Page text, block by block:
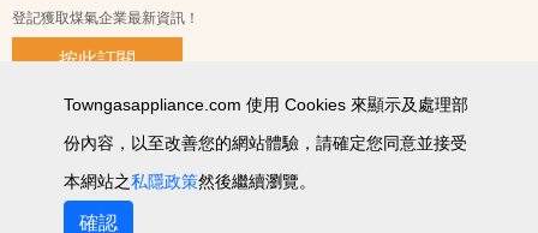
登記獲取煤氣企業最新資訊！
按此訂閱
使用條款及細則 私隱政策聲明
個人資料收集聲明
Towngasappliance.com 使用 Cookies 來顯示及處理部
份內容，以至改善您的網站體驗，請確定您同意並接受
本網站之私隱政策然後繼續瀏覽。
確認